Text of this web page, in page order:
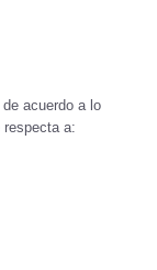
acuerdo a lo
a: